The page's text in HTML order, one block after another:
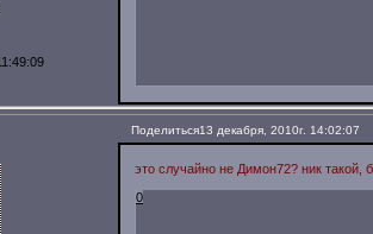
Поделиться13 декабря, 2010г. 14:02:07
это случайно не Димон72? ник такой,
0